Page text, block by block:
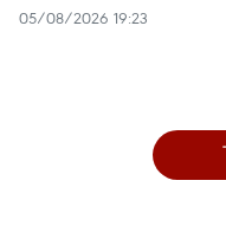
05/08/2026 19:23